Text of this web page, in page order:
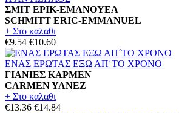
ΣΜΙΤ ΕΡΙΚ-ΕΜΑΝΟΥΕΛ
SCHMITT ERIC-EMMANUEL
+ Στο καλαθι
€9.54 €10.60
ΕΝΑΣ ΕΡΩΤΑΣ ΕΞΩ ΑΠ΄ΤΟ ΧΡΟΝΟ
ΓΙΑΝΙΕΣ ΚΑΡΜΕΝ
CARMEN YANEZ
+ Στο καλαθι
€13.36 €14.84